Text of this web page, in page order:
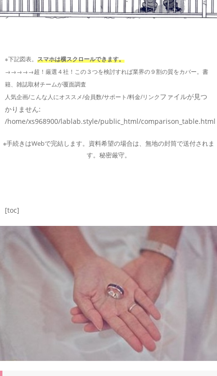
※下記図表。 スマホは横スクロールできます。
→→→→→超！厳選４社！この３つを検討すれば業界の９割の質をカバー。書
籍、雑誌取材チームが覆面調査
人気企画/こんな人にオススメ/会員数/サポート/料金/リンク ファイルが見つ
かりません:
/home/xs968900/lablab.style/public_html/comparison_table.html
※手続きはWebで完結します。資料希望の場合は、無地の封筒で送付されま
す。秘密厳守。
[toc]